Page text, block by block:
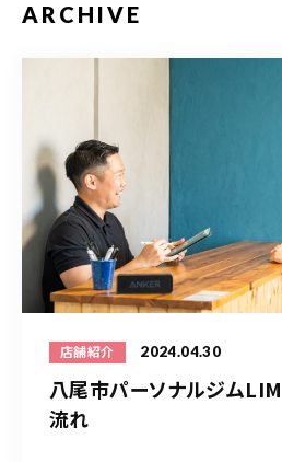
ARCHIVE
店舗紹介 2024.04.30
八尾市パーソナルジム
流れ